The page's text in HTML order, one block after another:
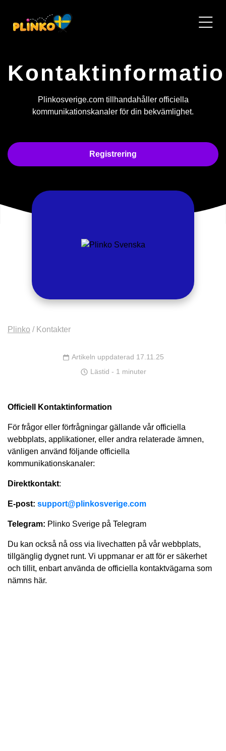
Plinkosverige.com tillhandahåller officiella
kommunikationskanaler för din bekvämlighet.
Registrering
Plinko / Kontakter
Artikeln uppdaterad 17.11.25
Lästid - 1 minuter
Officiell Kontaktinformation
För frågor eller förfrågningar gällande vår officiella
webbplats, applikationer, eller andra relaterade ämnen,
vänligen använd följande officiella
kommunikationskanaler:
Direktkontakt:
E-post: support@plinkosverige.com
Telegram: Plinko Sverige på Telegram
Du kan också nå oss via livechatten på vår webbplats,
tillgänglig dygnet runt. Vi uppmanar er att för er säkerhet
och tillit, enbart använda de officiella kontaktvägarna som
nämns här.